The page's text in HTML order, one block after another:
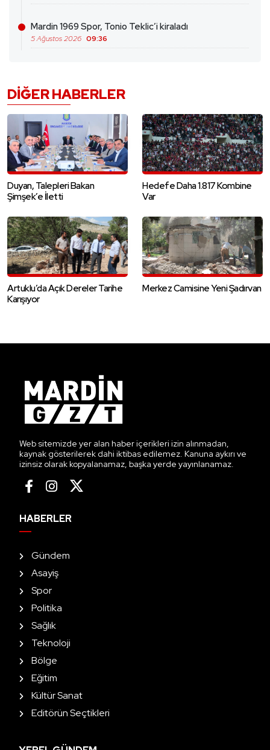
Mardin 1969 Spor, Tonio Teklic’i kiraladı
5 Ağustos 2026 09:36
DIĞER HABERLER
Duyan, Talepleri Bakan
Şimşek’e İletti
Hedefe Daha 1.817 Kombine
Var
Artuklu’da Açık Dereler Tarihe
Karışıyor
Merkez Camisine Yeni Şadırvan
Web sitemizde yer alan haber içerikleri izin alınmadan,
kaynak gösterilerek dahi iktibas edilemez. Kanuna aykırı ve
izinsiz olarak kopyalanamaz, başka yerde yayınlanamaz.
HABERLER
Gündem
Asayiş
Spor
Politika
Sağlık
Teknoloji
Bölge
Eğitim
Kültür Sanat
Editörün Seçtikleri